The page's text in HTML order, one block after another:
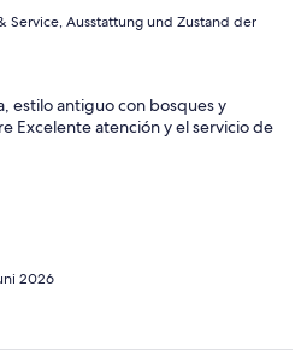
Service, Ausstattung und Zustand der
estilo antiguo con bosques y
Excelente atención y el servicio de
2026